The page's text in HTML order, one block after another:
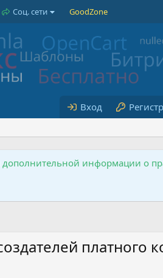
Соц. сети GoodZone
Вход
информации о
платного